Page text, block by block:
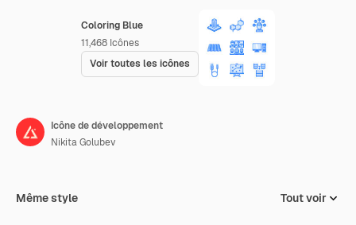
Coloring Blue
11,468 Icônes
Voir toutes les icônes
Icône de développement
Nikita Golubev
Même style Tout voir